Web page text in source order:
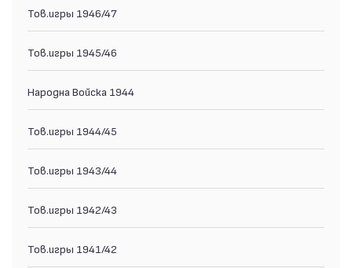
Тов.игры 1946/47
Тов.игры 1945/46
Народна Войска 1944
Тов.игры 1944/45
Тов.игры 1943/44
Тов.игры 1942/43
Тов.игры 1941/42